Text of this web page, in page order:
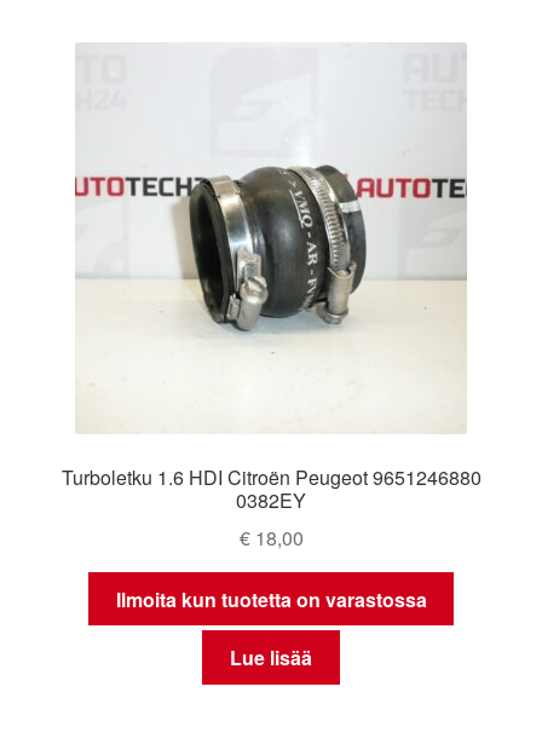
Turboletku 1.6 HDI Citroën Peugeot 9651246880
0382EY
€18,00
Ilmoita kun tuotetta on varastossa
Lue lisää